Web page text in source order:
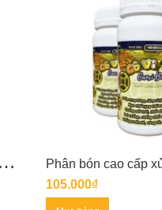
P
hân bón cao cấp xử lý ra hoa đồng loạt CÔ VI KÉO BÔNG
105.000₫